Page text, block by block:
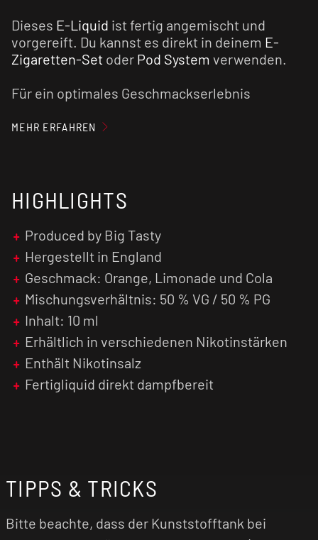
Dieses E-Liquid ist fertig angemischt und
vorgereift. Du kannst es direkt in deinem E-
Zigaretten-Set oder Pod System verwenden.
Für ein optimales Geschmackserlebnis
reinigen und den Verdampferkopf ggf. zu
normalen nikotinhaltigen E-Liquids weniger
kratzig und verursachen einen geringen Flash
(Throat Hit). Zusätzlich wird das Nikotinsalz
schneller vom menschlichen Organismus
verarbeitet, was zu einer früheren
Nikotinsättigung führt.
MEHR ERFAHREN
HIGHLIGHTS
Produced by Big Tasty
Hergestellt in England
Geschmack: Orange, Limonade und Cola
Mischungsverhältnis: 50 % VG / 50 % PG
Inhalt: 10 ml
Erhältlich in verschiedenen Nikotinstärken
Enthält Nikotinsalz
Fertigliquid direkt dampfbereit
TIPPS & TRICKS
Bitte beachte, dass der Kunststofftank bei